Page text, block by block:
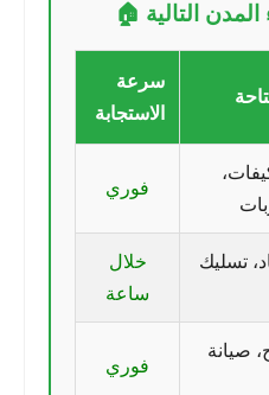
التالية 🏠
سرعة
الاستجابة
فوري
خلال
ساعة
فوري